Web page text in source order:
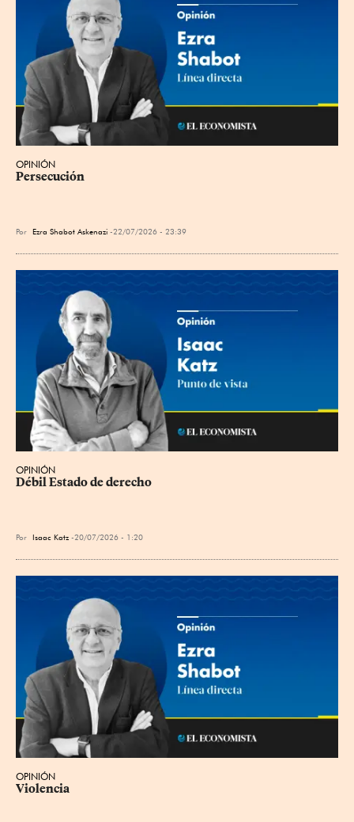
OPINIÓN
Persecución
Por Ezra Shabot Askenazi 22/07/2026 - 23:39
OPINIÓN
Débil Estado de derecho
Por Isaac Katz 20/07/2026 - 1:20
OPINIÓN
Violencia